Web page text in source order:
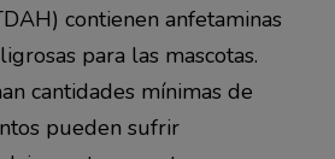
contienen anfetaminas
para las mascotas.
cantidades mínimas de
pueden sufrir